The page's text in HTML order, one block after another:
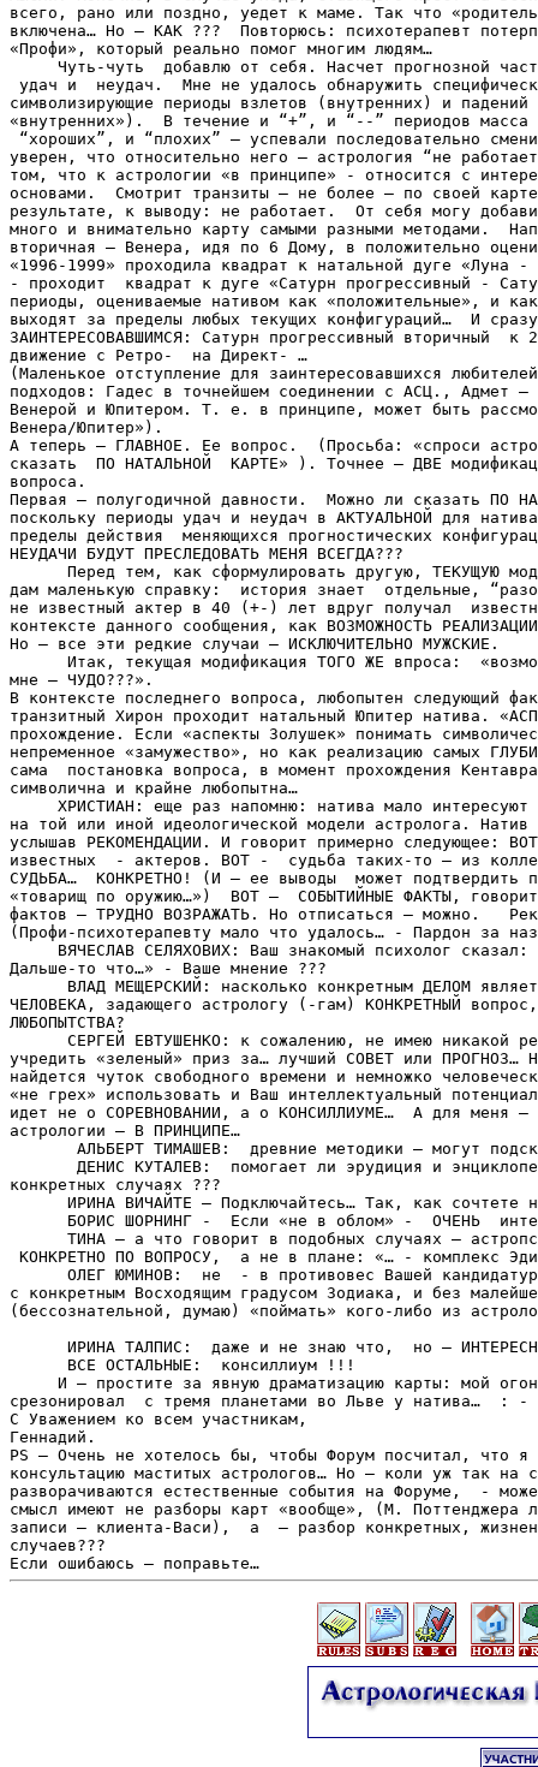
всего, рано или поздно, уедет к маме. Так что
включена… Но – КАК ???  Повторюсь: психотерапевт
«Профи», который реально помог многим людям…
Чуть-чуть  добавлю от себя. Насчет прогнозной
удач и  неудач.  Мне не удалось обнаружить
символизирующие периоды взлетов (внутренних) и
«внутренних»).  В течение и “+”, и “--” периодов масса
“хороших”, и “плохих” – успевали последовательно
уверен, что относительно него – астрология “не
том, что к астрологии «в принципе» - относится с
основами.  Смотрит транзиты – не более – по своей
результате, к выводу: не работает.  От себя могу
много и внимательно карту самыми разными методами.
вторичная – Венера, идя по 6 Дому, в положительно
«1996-1999» проходила квадрат к натальной дуге «Луна
- проходит  квадрат к дуге «Сатурн прогрессивный -
периоды, оцениваемые нативом как «положительные», и
выходят за пределы любых текущих конфигураций…  И
ЗАИНТЕРЕСОВАВШИМСЯ: Сатурн прогрессивный вторичный  к
движение с Ретро-  на Директ- …
(Маленькое отступление для заинтересовавшихся
подходов: Гадес в точнейшем соединении с АСЦ., Адмет
Венерой и Юпитером. Т. е. в принципе, может быть
Венера/Юпитер»).
А теперь – ГЛАВНОЕ. Ее вопрос.  (Просьба: «спроси
сказать  ПО НАТАЛЬНОЙ  КАРТЕ» ). Точнее – ДВЕ
вопроса.
Первая – полугодичной давности.  Можно ли сказать ПО
поскольку периоды удач и неудач в АКТУАЛЬНОЙ для
пределы действия  меняющихся прогностических
НЕУДАЧИ БУДУТ ПРЕСЛЕДОВАТЬ МЕНЯ ВСЕГДА???
Перед тем, как сформулировать другую, ТЕКУЩУЮ
дам маленькую справку:  история знает  отдельные,
не известный актер в 40 (+-) лет вдруг получал
контексте данного сообщения, как ВОЗМОЖНОСТЬ
Но – все эти редкие случаи – ИСКЛЮЧИТЕЛЬНО МУЖСКИЕ.
Итак, текущая модификация ТОГО ЖЕ впроса:
мне – ЧУДО???».
В контексте последнего вопроса, любопытен следующий
транзитный Хирон проходит натальный Юпитер натива.
прохождение. Если «аспекты Золушек» понимать
непременное «замужество», но как реализацию самых
сама  постановка вопроса, в момент прохождения
символична и крайне любопытна…
ХРИСТИАН: еще раз напомню: натива мало интересуют
на той или иной идеологической модели астролога.
услышав РЕКОМЕНДАЦИИ. И говорит примерно следующее:
известных  - актеров. ВОТ -  судьба таких-то – из
СУДЬБА…  КОНКРЕТНО! (И – ее выводы  может подтвердить
«товарищ по оружию…»)  ВОТ –  СОБЫТИЙНЫЕ ФАКТЫ,
фактов – ТРУДНО ВОЗРАЖАТЬ. Но отписаться – можно.
(Профи-психотерапевту мало что удалось… - Пардон за
ВЯЧЕСЛАВ СЕЛЯХОВИX: Ваш знакомый психолог сказал:
Дальше-то что…» - Ваше мнение ???
ВЛАД МЕЩЕРСКИЙ: насколько конкретным ДЕЛОМ
ЧЕЛОВЕКА, задающего астрологу (-гам) КОНКРЕТНЫЙ
ЛЮБОПЫТСТВА?
СЕРГЕЙ ЕВТУШЕНКО: к сожалению, не имею никакой
учредить «зеленый» приз за… лучший СОВЕТ или
найдется чуток свободного времени и немножко
«не грех» использовать и Ваш интеллектуальный
идет не о СОРЕВНОВАНИИ, а о КОНСИЛЛИУМЕ…  А для меня –
астрологии – В ПРИНЦИПЕ…
АЛЬБЕРТ ТИМАШЕВ:  древние методики – могут
ДЕНИС КУТАЛЕВ:  помогает ли эрудиция и
конкретных случаях ???
ИРИНА ВИЧАЙТЕ – Подключайтесь… Так, как сочтете
БОРИС ШОРНИНГ -  Если «не в облом» -  ОЧЕНЬ
ТИНА – а что говорит в подобных случаях –
КОНКРЕТНО ПО ВОПРОСУ,  а не в плане: «… - комплекс
ОЛЕГ ЮМИНОВ:  не  - в противовес Вашей
с конкретным Восходящим градусом Зодиака, и без
(бессознательной, думаю) «поймать» кого-либо из
ИРИНА ТАЛПИС:  даже и не знаю что,  но –
      ВСЕ ОСТАЛЬНЫЕ:  консиллиум !!!
И – простите за явную драматизацию карты: мой
срезонировал  с тремя планетами во Льве у натива…
С Уважением ко всем участникам,
Геннадий.
PS – Очень не хотелось бы, чтобы Форум посчитал, что я
консультацию маститых астрологов… Но – коли уж так на
разворачиваются естественные события на Форуме,  -
смысл имеют не разборы карт «вообще», (М. Поттенджера
записи – клиента-Васи),  а  – разбор конкретных,
случаев???